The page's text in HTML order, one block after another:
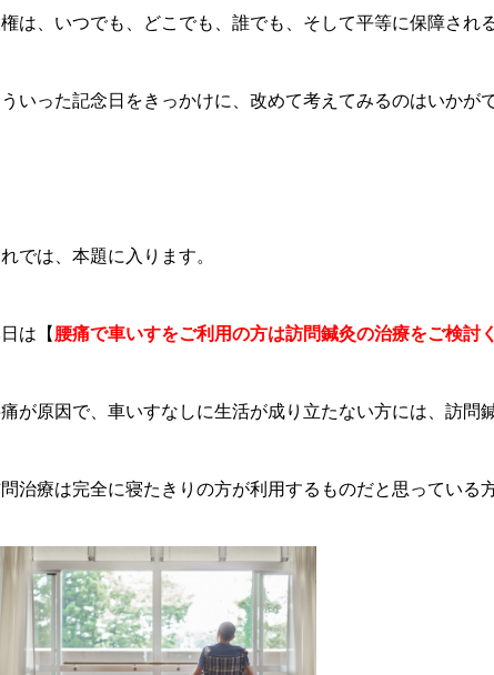
は、いつでも、どこでも、誰でも、そして平等に保障され
いった記念日をきっかけに、改めて考えてみるのはいかが
では、本題に入ります。
は【 腰痛で車いすをご利用の方は訪問鍼灸の治療をご検討
が原因で、車いすなしに生活が成り立たない方には、訪問
治療は完全に寝たきりの方が利用するものだと思っている